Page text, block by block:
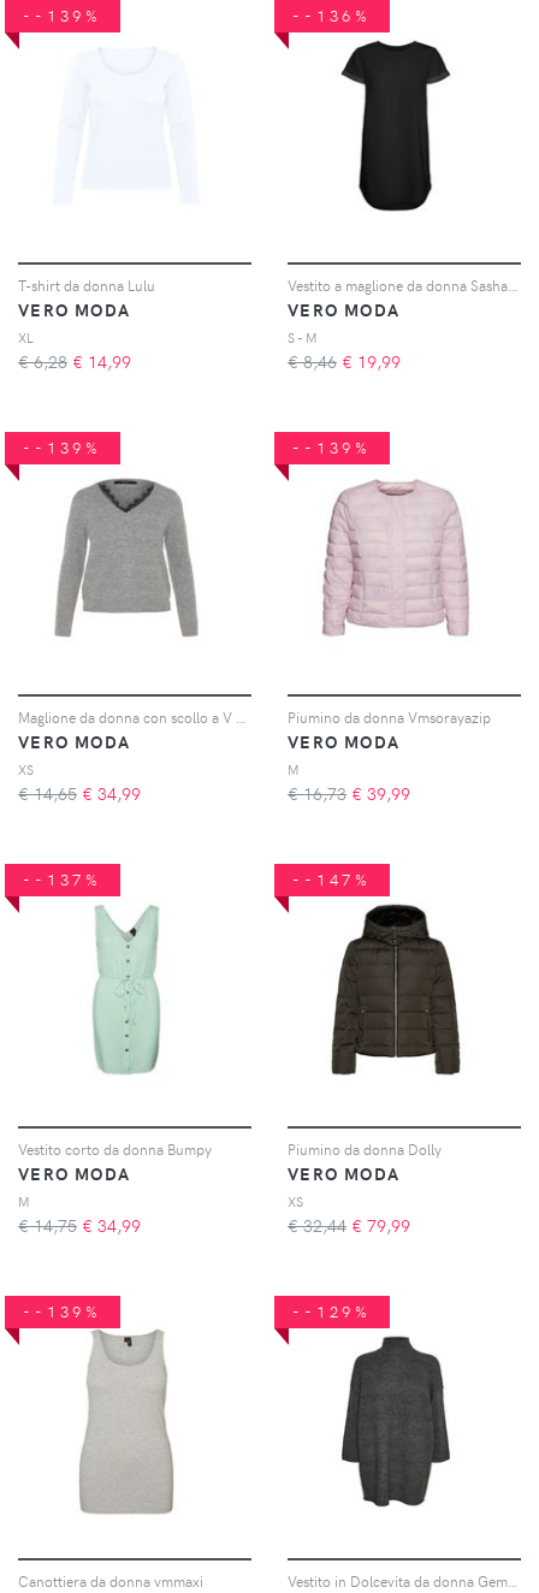
--139%
T-shirt da donna Lulu
VERO MODA
XL
€ 6,28 € 14,99
--136%
VERO MODA
S - M
€ 8,46 € 19,99
--139%
VERO MODA
XS
€ 14,65 € 34,99
--139%
Piumino da donna Vmsorayazip
VERO MODA
M
€ 16,73 € 39,99
--137%
Vestito corto da donna Bumpy
VERO MODA
M
€ 14,75 € 34,99
--147%
Piumino da donna Dolly
VERO MODA
XS
€ 32,44 € 79,99
--139%
Canottiera da donna vmmaxi
--129%